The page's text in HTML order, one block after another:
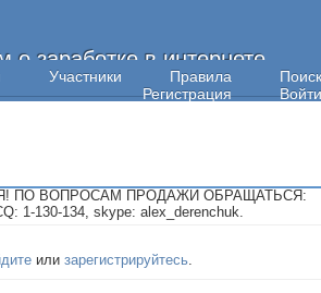
о заработке в интернете
Участники Правила
Поиск
Регистрация
Войти
ПО ВОПРОСАМ ПРОДАЖИ ОБРАЩАТЬСЯ:
1-130-134, skype: alex_derenchuk.
илизарегистрируйтесь